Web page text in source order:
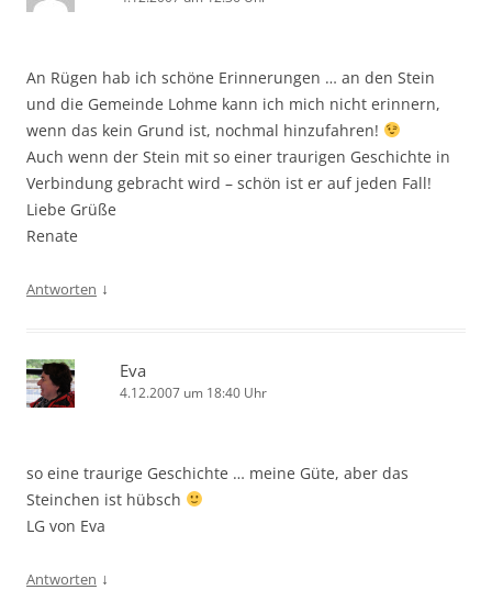
An Rügen hab ich schöne Erinnerungen … an den Stein
und die Gemeinde Lohme kann ich mich nicht erinnern,
wenn das kein Grund ist, nochmal hinzufahren!
Auch wenn der Stein mit so einer traurigen Geschichte in
Verbindung gebracht wird – schön ist er auf jeden Fall!
Liebe Grüße
Renate
Antworten ↓
Eva
4.12.2007 um 18:40 Uhr
so eine traurige Geschichte … meine Güte, aber das
Steinchen ist hübsch
LG von Eva
Antworten ↓